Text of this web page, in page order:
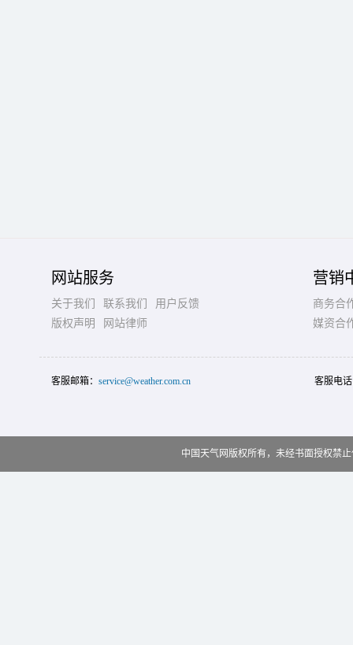
网站服务
关于我们 联系我们
用户反馈
版权声明
网站律师
营销
商务合
媒资合
客服邮箱： service@weather.com.cn 客服电
中国天气网版权所有，未经书面授权